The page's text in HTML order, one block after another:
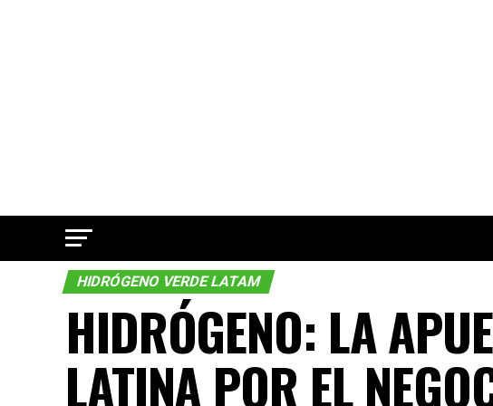
HIDRÓGENO VERDE LATAM
HIDRÓGENO: LA
LATINA POR EL